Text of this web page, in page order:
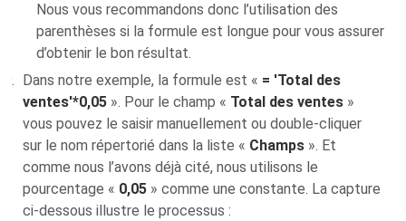
Nous vous recommandons donc l’utilisation des
parenthèses si la formule est longue pour vous assurer
d’obtenir le bon résultat.
Dans notre exemple, la formule est « = 'Total des
ventes'*0,05 ». Pour le champ « Total des ventes »
vous pouvez le saisir manuellement ou double-cliquer
sur le nom répertorié dans la liste « Champs ». Et
comme nous l’avons déjà cité, nous utilisons le
pourcentage « 0,05 » comme une constante. La capture
ci-dessous illustre le processus :